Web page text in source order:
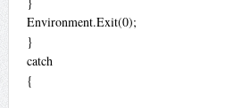
Environment.Exit(0);
}
catch
{